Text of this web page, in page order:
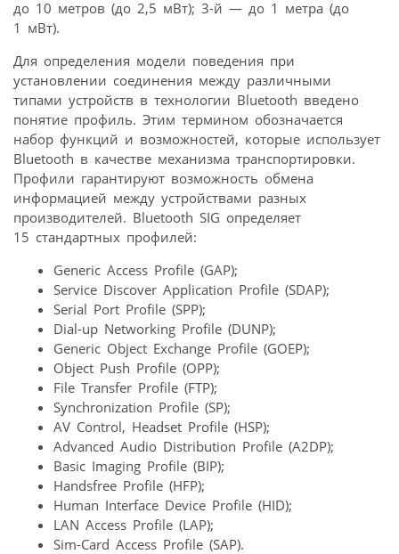
до 10 метров (до 2,5 мВт); 3-й — до 1 метра (до
1 мВт).
Для определения модели поведения при
установлении соединения между различными
типами устройств в технологии Bluetooth введено
понятие профиль. Этим термином обозначается
набор функций и возможностей, которые использует
Bluetooth в качестве механизма транспортировки.
Профили гарантируют возможность обмена
информацией между устройствами разных
производителей. Bluetooth SIG определяет
15 стандартных профилей:
Generic Access Profile (GAP);
Service Discover Application Profile (SDAP);
Serial Port Profile (SPP);
Dial-up Networking Profile (DUNP);
Generic Object Exchange Profile (GOEP);
Object Push Profile (OPP);
File Transfer Profile (FTP);
Synchronization Profile (SP);
AV Control, Headset Profile (HSP);
Advanced Audio Distribution Profile (A2DP);
Basic Imaging Profile (BIP);
Handsfree Profile (HFP);
Human Interface Device Profile (HID);
LAN Access Profile (LAP);
Sim-Card Access Profile (SAP).